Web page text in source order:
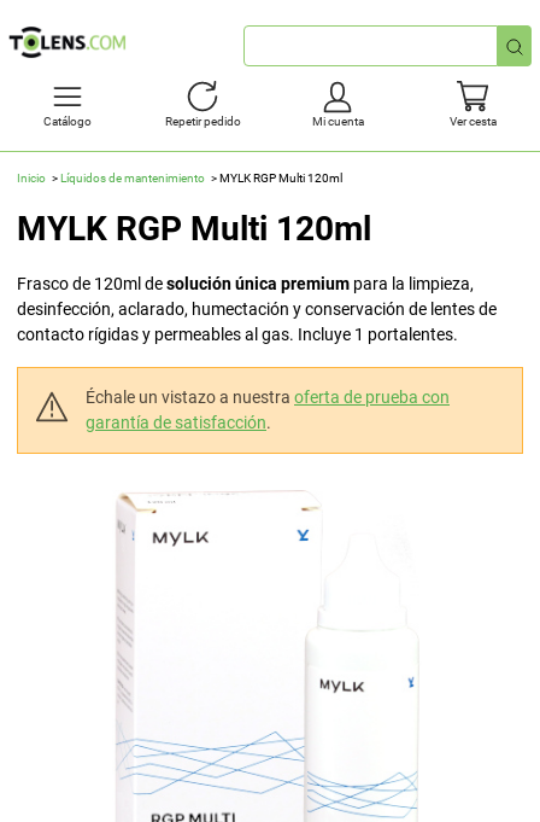
Búsqueda
rápida
Catálogo Repetir pedido Mi cuenta Ver cesta
Inicio Líquidos de mantenimiento MYLK RGP Multi 120ml
MYLK RGP Multi 120ml
Frasco de 120ml desolución única premium para la limpieza,
desinfección, aclarado, humectación y conservación de lentes de
contacto rígidas y permeables al gas. Incluye 1 portalentes.
Échale un vistazo a nuestra oferta de prueba con
garantía de satisfacción.